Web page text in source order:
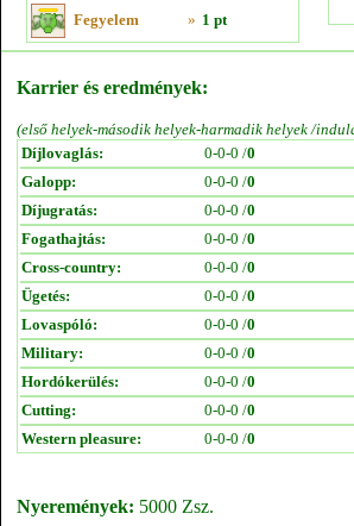
Fegyelem » 1 pt
Karrier és eredmények:
(első helyek-második helyek-harmadik helyek /
Díjlovaglás:
0-0-0 /0
Galopp:
0-0-0 /0
Díjugratás:
0-0-0 /0
Fogathajtás:
0-0-0 /0
Cross-country:
0-0-0 /0
Ügetés:
0-0-0 /0
Lovaspóló:
0-0-0 /0
Military:
0-0-0 /0
Hordókerülés:
0-0-0 /0
Cutting:
0-0-0 /0
Western pleasure:
0-0-0 /0
Nyeremények: 5000 Zsz.